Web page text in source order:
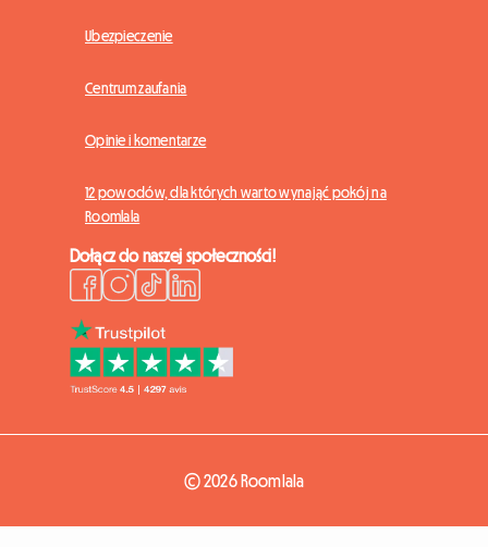
Ubezpieczenie
Centrum zaufania
Opinie i komentarze
12 powodów, dla których warto wynająć pokój na
Roomlala
Dołącz do naszej społeczności!
© 2026 Roomlala